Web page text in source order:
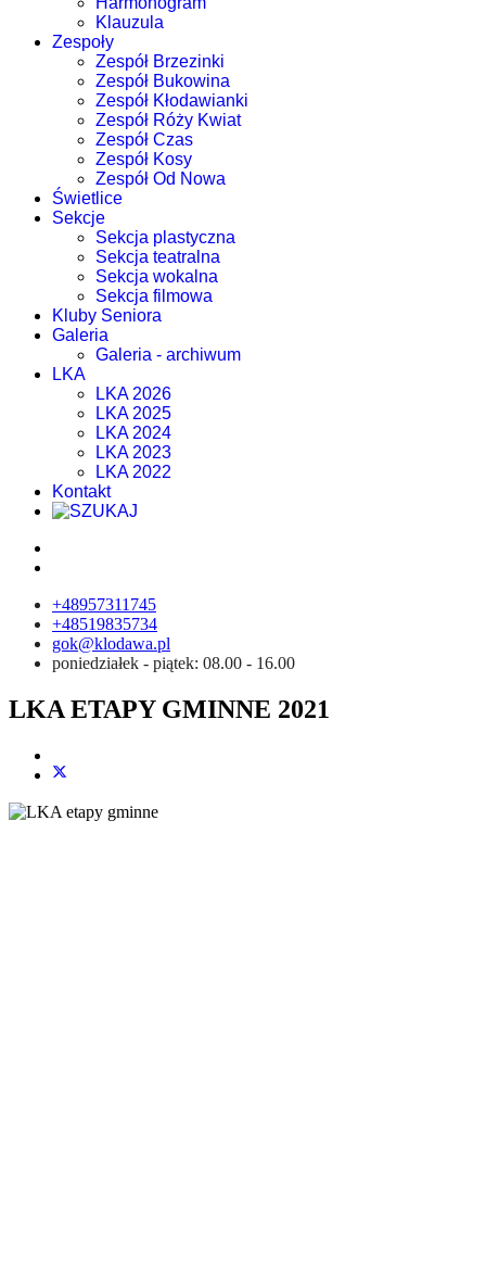
Klauzula
Zespoły
Zespół Brzezinki
Zespół Bukowina
Zespół Kłodawianki
Zespół Róży Kwiat
Zespół Czas
Zespół Kosy
Zespół Od Nowa
Świetlice
Sekcje
Sekcja plastyczna
Sekcja teatralna
Sekcja wokalna
Sekcja filmowa
Kluby Seniora
Galeria
Galeria - archiwum
LKA
LKA 2026
LKA 2025
LKA 2024
LKA 2023
LKA 2022
Kontakt
+48957311745
+48519835734
gok@klodawa.pl
poniedziałek - piątek: 08.00 - 16.00
LKA ETAPY GMINNE 2021